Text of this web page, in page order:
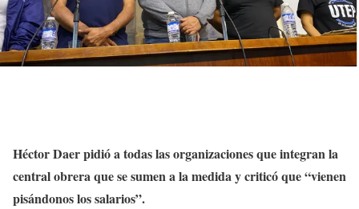
Héctor Daer pidió a todas las organizaciones que integran la
central obrera que se sumen a la medida y criticó que “vienen
pisándonos los salarios”.